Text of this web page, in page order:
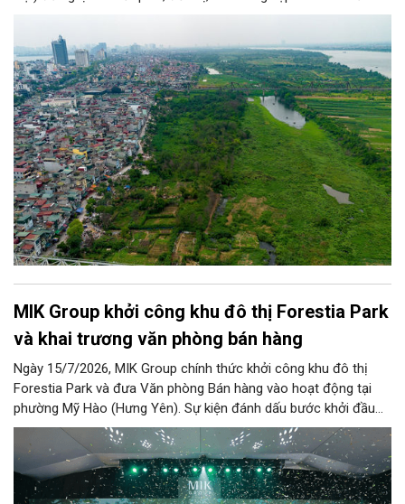
Nhân dân trên địa bàn nâng cao nhận thức pháp luật về đê
điều, phòng, chống thiên tai.
MIK Group khởi công khu đô thị Forestia Park
và khai trương văn phòng bán hàng
Ngày 15/7/2026, MIK Group chính thức khởi công khu đô thị
Forestia Park và đưa Văn phòng Bán hàng vào hoạt động tại
phường Mỹ Hào (Hưng Yên). Sự kiện đánh dấu bước khởi đầu
trong hành trình phát triển thương hiệu khu đô thị Forestia, lấy
cảm hứng từ những giá trị văn hóa Việt và được thể hiện bằng
ngôn ngữ của đô thị đương đại.